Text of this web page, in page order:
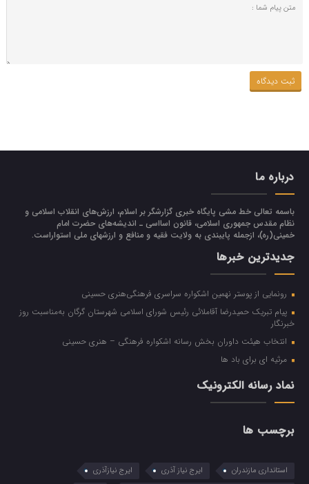
درباره ما
باسمه تعالی خط مشی پایگاه خبری گزارشگر بر اسلام، ارزش‌هاي انقلاب اسلامي و
نظام مقدس جمهوري اسلامي، قانون اسااسی ـ انديشه‌هاي حضرت امام
خميني(ره)، ازجمله پایبندی به ولايت فقيه و منافع و ارزشهاي ملي استواراست.
جدیدترین خبرها
رونمایی از پوستر نهمین اشکواره سراسری فرهنگی‌هنری حسینی
پیام تبریک حمیدرضا آقاملائی رئیس شورای اسلامی شهرستان گرگان به‌مناسبت روز
خبرنگار
انتخاب هیئت داوران بخش رسانه اشکواره فرهنگی‌ – هنری حسینی
مرثیه ای برای باد ها
نماد رسانه الکترونیک
برچسب ها
استانداری مازندران ایرج نیاز آذری
ایرج نیازآذری